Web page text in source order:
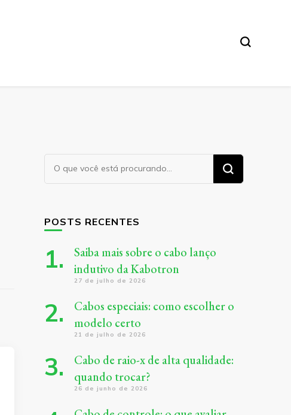
Procurando
algo?
POSTS RECENTES
Saiba mais sobre o cabo lanço
indutivo da Kabotron
27 de julho de 2026
Cabos especiais: como escolher o
modelo certo
21 de julho de 2026
Cabo de raio-x de alta qualidade:
quando trocar?
26 de junho de 2026